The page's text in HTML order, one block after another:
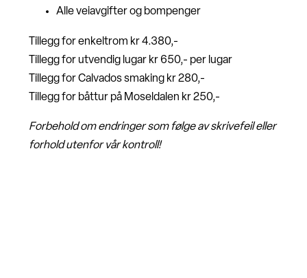
Alle veiavgifter og bompenger
Tillegg for enkeltrom kr 4.380,-
Tillegg for utvendig lugar kr 650,- per lugar
Tillegg for Calvados smaking kr 280,-
Tillegg for båttur på Moseldalen kr 250,-
Forbehold om endringer som følge av skrivefeil eller
forhold utenfor vår kontroll!